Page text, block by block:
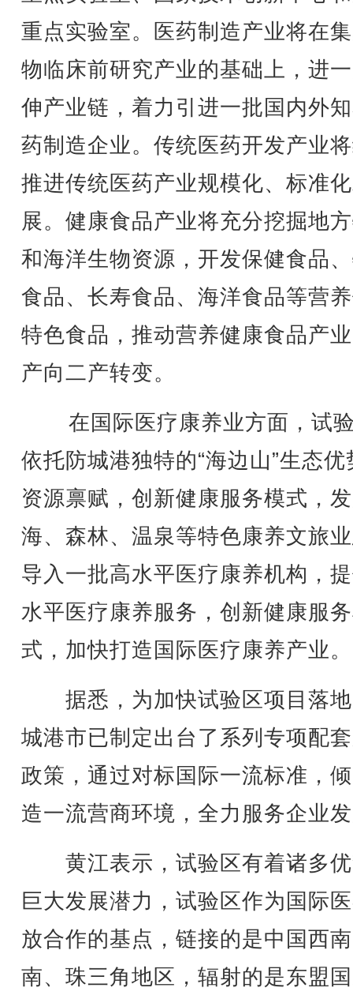
重点实验室。医药制造产业将在
物临床前研究产业的基础上，进
伸产业链，着力引进一批国内外
药制造企业。传统医药开发产业
推进传统医药产业规模化、标准
展。健康食品产业将充分挖掘地
和海洋生物资源，开发保健食品
食品、长寿食品、海洋食品等营
特色食品，推动营养健康食品产
产向二产转变。
在国际医疗康养业方面，试
依托防城港独特的“海边山”生态优
资源禀赋，创新健康服务模式，
海、森林、温泉等特色康养文旅
导入一批高水平医疗康养机构，
水平医疗康养服务，创新健康服
式，加快打造国际医疗康养产业。
据悉，为加快试验区项目落
城港市已制定出台了系列专项配
政策，通过对标国际一流标准，
造一流营商环境，全力服务企业
黄江表示，试验区有着诸多
巨大发展潜力，试验区作为国际
放合作的基点，链接的是中国西
南、珠三角地区，辐射的是东盟